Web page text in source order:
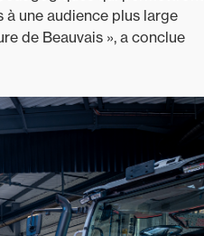
une audience plus large
de Beauvais », a conclue